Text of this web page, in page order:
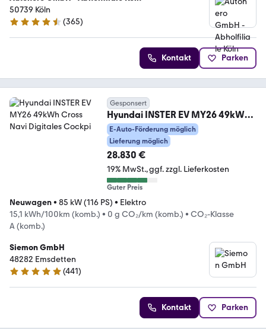
50739 Köln
4.6 Sterne
(365)
Kontakt Parken
Gesponsert
Hyundai INSTER EV MY26 49kWh
Cross Navi Digitales Cockpi
E-Auto-Förderung möglich
Lieferung möglich
28.830 €
19% MwSt. ggf. zzgl. Lieferkosten
Guter Preis
Neuwagen• 85 kW (116 PS) • Elektro
15,1 kWh/100km (komb.) • 0 g CO₂/km (komb.) • CO₂-Klasse
A (komb.)
Siemon GmbH
48282 Emsdetten
4.9 Sterne
(441)
Kontakt Parken